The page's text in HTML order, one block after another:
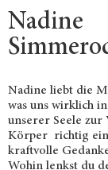
Nadine
Nadine liebt die
was uns wirklich
unserer Seele
Körper richtig
kraftvolle
Wohin lenkst du